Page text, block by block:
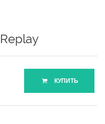
КУПИТЬ